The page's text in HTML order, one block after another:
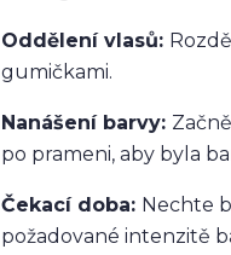
Oddělení vlasů:
gumičkami.
Nanášení barvy:
po prameni, aby byla
Čekací doba: Nechte
požadované intenzitě